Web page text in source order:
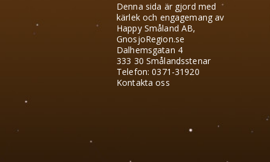
Denna sida är gjord med
kärlek och engagemang av
Happy Småland AB,
GnosjoRegion.se
Dalhemsgatan 4
333 30 Smålandsstenar
Telefon: 0371-31920
Kontakta oss